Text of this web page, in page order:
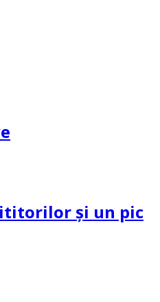
și un pic